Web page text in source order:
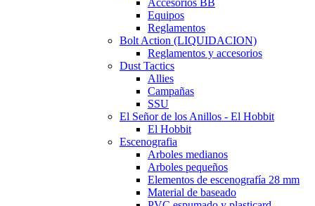
Accesorios BB
Equipos
Reglamentos
Bolt Action (LIQUIDACION)
Reglamentos y accesorios
Dust Tactics
Allies
Campañas
SSU
El Señor de los Anillos - El Hobbit
El Hobbit
Escenografia
Arboles medianos
Arboles pequeños
Elementos de escenografía 28 mm
Material de baseado